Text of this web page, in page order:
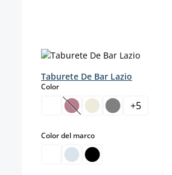
Taburete De Bar Lazio
Colorselect
(Esta opción no está
+5
Color del marcoselect